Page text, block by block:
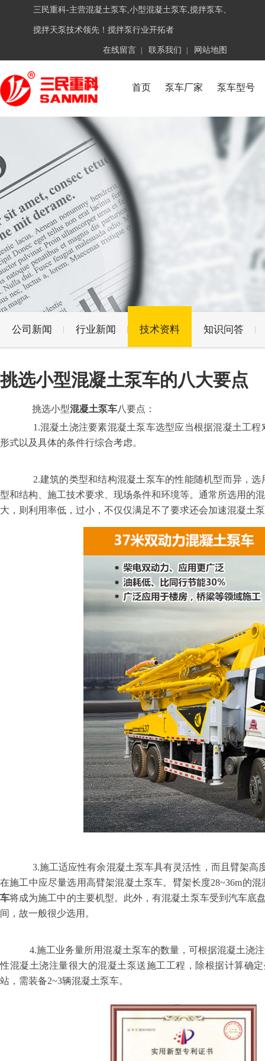
三民重科-主营混凝土泵车,小型混凝土泵车,搅拌泵车、
搅拌天泵技术领先！搅拌泵行业开拓者
在线留言 联系我们 网站地图
首页 泵车厂家 泵车型号
公司新闻 行业新闻 技术资料 知识问答
挑选小型混凝土泵车的八大要点
挑选小型混凝土泵车八要点：
1.混凝土浇注要素混凝土泵车选型应当根据混凝土工
形式以及具体的条件行综合考虑。
2.建筑的类型和结构混凝土泵车的性能随机型而异，
型和结构、施工技术要求、现场条件和环境等。通常所选用的
大，则利用率低，过小，不仅仅满足不了要求还会加速混凝土
3.施工适应性有余混凝土泵车具有灵活性，而且臂架高
在施工中应尽量选用高臂架混凝土泵车。臂架长度28~36m的混
车将成为施工中的主要机型。此外，有混凝土泵车受到汽车底
间，故一般很少选用。
4.施工业务量所用混凝土泵车的数量，可根据混凝土浇
性混凝土浇注量很大的混凝土泵送施工工程，除根据计算确
站，需装备2~3辆混凝土泵车。